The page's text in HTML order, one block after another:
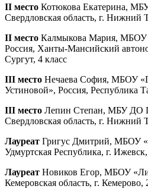
II место Котюкова Екатерина,
Свердловская область, г. Нижний
II место Калмыкова Мария,
Россия, Ханты-Мансийский
Сургут, 4 класс
III место Нечаева София, МБОУ
Устиновой», Россия, Республика
III место Лепин Степан, МБУ ДО
Свердловская область, г. Нижний
Лауреат Григус Дмитрий, МБОУ
Удмуртская Республика, г.
Лауреат Новиков Егор, МБОУ
Кемеровская область, г. Кемерово,